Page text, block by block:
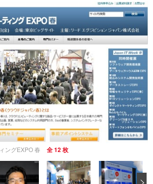
ングEXPO 春 全 12 枚